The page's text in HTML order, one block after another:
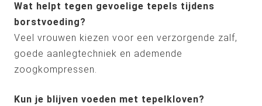
Wat helpt tegen gevoelige tepels tijdens
borstvoeding?
Veel vrouwen kiezen voor een verzorgende zalf,
goede aanlegtechniek en ademende
zoogkompressen.
Kun je blijven voeden met tepelkloven?